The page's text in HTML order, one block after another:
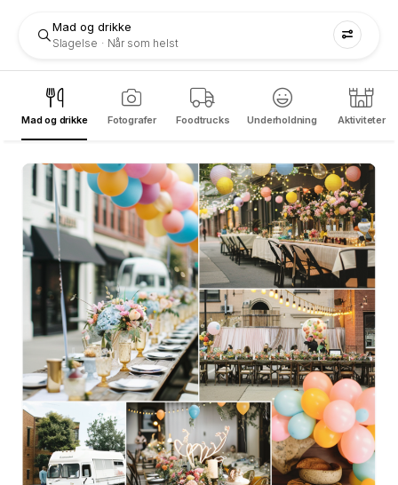
Mad og drikke
Slagelse Når som helst
Mad og drikke Fotografer Foodtrucks Underholdning Aktiviteter